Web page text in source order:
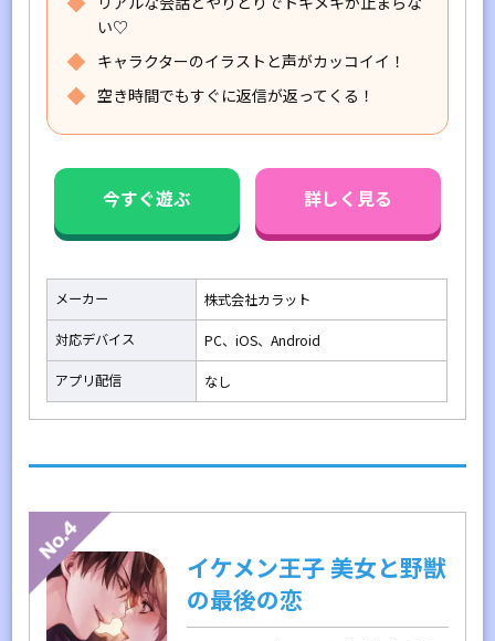
い♡
キャラクターのイラストと声がカッコイイ！
空き時間でもすぐに返信が返ってくる！
今すぐ遊ぶ 詳しく見る
メーカー
株式会社カラット
対応デバイス
PC、iOS、Android
アプリ配信
なし
イケメン王子 美女と野獣
の最後の恋